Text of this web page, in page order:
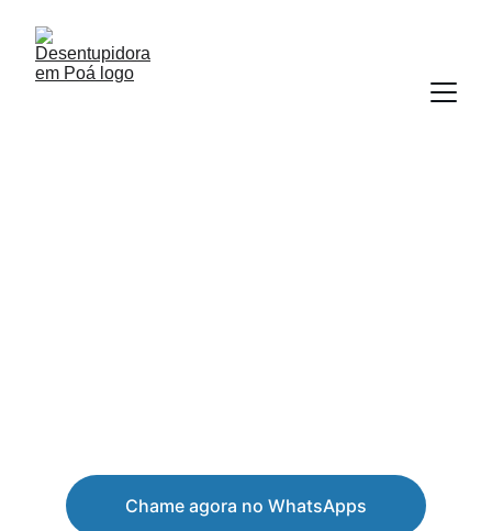
Chame agora no WhatsApps